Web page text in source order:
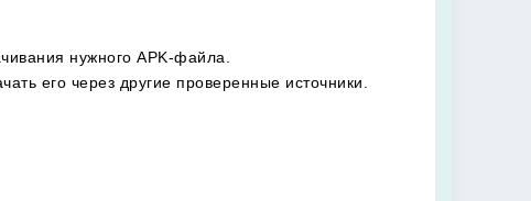
нужного APK-файла.
его через другие проверенные источники.